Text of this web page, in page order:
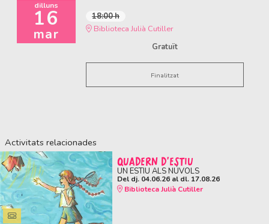
dilluns
16
mar
18:00 h
Biblioteca Julià Cutiller
Gratuït
Finalitzat
Activitats relacionades
QUADERN D'ESTIU
UN ESTIU ALS NÚVOLS
Del dj. 04.06.26al dl. 17.08.26
Biblioteca Julià Cutiller